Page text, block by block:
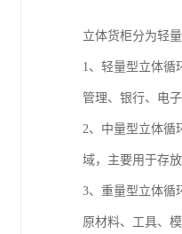
立体货柜分为轻
1、轻量型立体循
管理、银行、电
2、中量型立体循
域，主要用于存
3、重量型立体循
原材料、工具、